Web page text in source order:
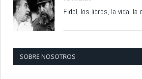
Fidel, los libros, la vida, la
SOBRE NOSOTROS